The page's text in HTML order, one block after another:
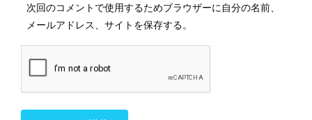
次回のコメントで使用するためブラウザーに自分の名前、
メールアドレス、サイトを保存する。